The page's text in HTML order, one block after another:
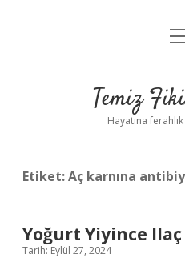
Yasal
Temiz
Hayatına
Etiket:Aç karnına
Yoğurt Yiyince
Tarih: Eylül 27, 2024